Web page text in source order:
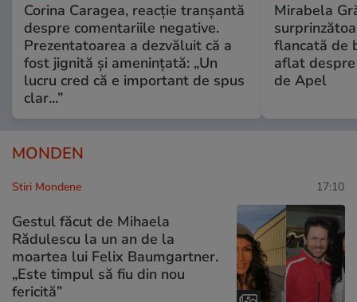
Corina Caragea, reacție tranșantă
despre comentariile negative.
Prezentatoarea a dezvăluit că a
fost jignită și amenințată: „Un
lucru cred că e important de spus
clar...”
Mirabela
flancată de
aflat
de Apel
MONDEN
Stiri Mondene 17:10
Gestul făcut de Mihaela
Rădulescu la un an de la
moartea lui Felix Baumgartner.
„Este timpul să fiu din nou
fericită”